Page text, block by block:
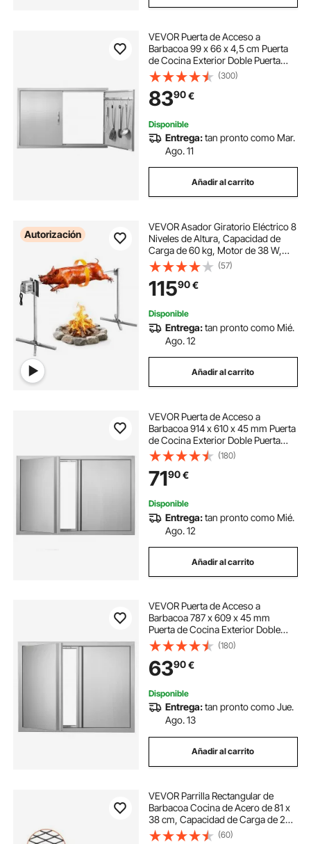
VEVOR Puerta de Acceso a
Barbacoa 99 x 66 x 4,5 cm Puerta
de Cocina Exterior Doble Puerta
Empotrada de Acero Inoxidable con
Manija para Isla de Barbacoa,
Estación de Parrilla, Armario
Exterior
(300)
8390€
Disponible
Entrega:tan pronto como Mar.
Ago. 11
Añadir al carrito
Autorización
VEVOR Asador Giratorio Eléctrico 8
Niveles de Altura, Capacidad de
Carga de 60 kg, Motor de 38 W,
Acabado en Acero Inoxidable,
Rotación Suave de 360°, Parrilla
para Fiestas, Acampadas,
Barbacoas
(57)
11590€
Disponible
Entrega:tan pronto como Mié.
Ago. 12
Añadir al carrito
VEVOR Puerta de Acceso a
Barbacoa 914 x 610 x 45 mm Puerta
de Cocina Exterior Doble Puerta
Empotrada de Acero Inoxidable con
Manija para Isla de Barbacoa,
Estación de Parrilla, Armario
Exterior
(180)
7190€
Disponible
Entrega:tan pronto como Mié.
Ago. 12
Añadir al carrito
VEVOR Puerta de Acceso a
Barbacoa 787 x 609 x 45 mm
Puerta de Cocina Exterior Doble
Puerta Empotrada de Acero
Inoxidable con Manija para Isla de
Barbacoa, Estación de Parrilla,
Armario Exterior
(180)
6390€
Disponible
Entrega:tan pronto como Jue.
Ago. 13
Añadir al carrito
VEVOR Parrilla Rectangular de
Barbacoa Cocina de Acero de 81 x
38 cm, Capacidad de Carga de 20
kg, Material de Utensilios con
(60)